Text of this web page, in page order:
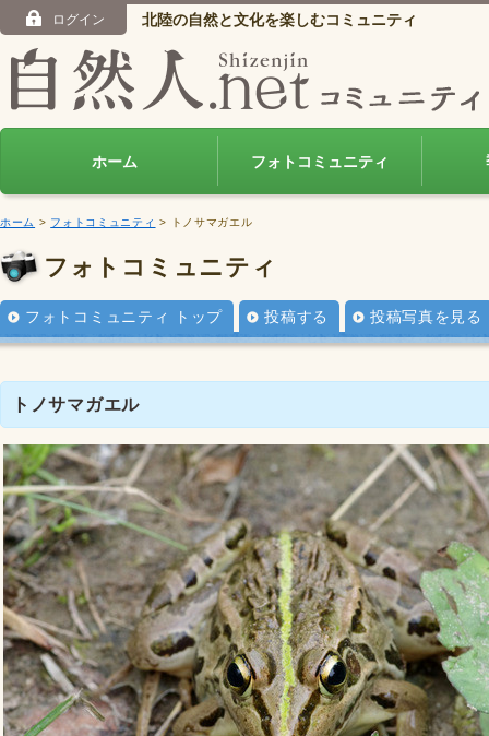
ログイン 北陸の自然と文化を楽しむコミュニティ
ホーム フォトコミュニティ
ホーム > フォトコミュニティ > トノサマガエル
フォトコミュニティ
フォトコミュニティ トップ 投稿する 投稿写真を見る
トノサマガエル